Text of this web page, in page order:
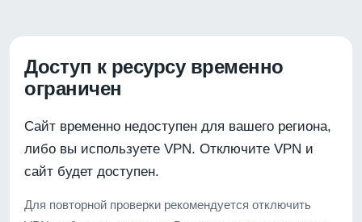
Доступ к ресурсу временно
ограничен
Сайт временно недоступен для вашего региона,
либо вы используете VPN. Отключите VPN и
сайт будет доступен.
Для повторной проверки рекомендуется отключить